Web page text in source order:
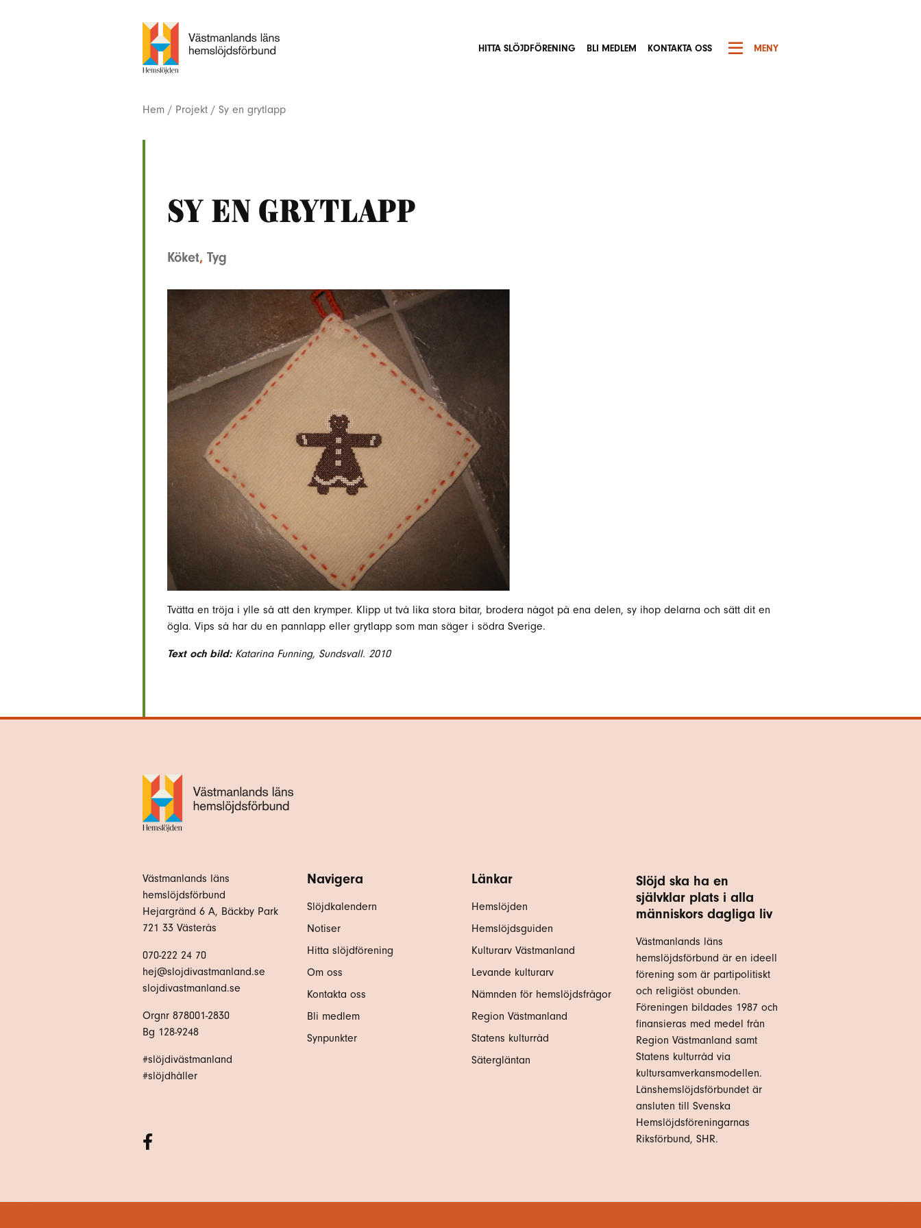
HITTA SLÖJDFÖRENING BLI MEDLEM KONTAKTA OSS MENY
Hem / Projekt / Sy en grytlapp
Sy en grytlapp
Köket, Tyg
Tvätta en tröja i ylle så att den krymper. Klipp ut två lika stora bitar, brodera något på ena delen, sy ihop delarna och sätt dit en
ögla. Vips så har du en pannlapp eller grytlapp som man säger i södra Sverige.
Text och bild:Katarina Funning, Sundsvall. 2010
Västmanlands läns
hemslöjdsförbund
Hejargränd 6 A, Bäckby Park
721 33 Västerås
070-222 24 70
hej@slojdivastmanland.se
slojdivastmanland.se
Orgnr 878001-2830
Bg 128-9248
#slöjdivästmanland
#slöjdhåller
Navigera
Slöjdkalendern
Notiser
Hitta slöjdförening
Om oss
Kontakta oss
Bli medlem
Synpunkter
Länkar
Hemslöjden
Hemslöjdsguiden
Kulturarv Västmanland
Levande kulturarv
Nämnden för hemslöjdsfrågor
Region Västmanland
Statens kulturråd
Sätergläntan
Slöjd ska ha en
självklar plats i alla
människors dagliga liv
Västmanlands läns
hemslöjdsförbund är en ideell
förening som är partipolitiskt
och religiöst obunden.
Föreningen bildades 1987 och
finansieras med medel från
Region Västmanland samt
Statens kulturråd via
kultursamverkansmodellen.
Länshemslöjdsförbundet är
ansluten till Svenska
Hemslöjdsföreningarnas
Riksförbund, SHR.